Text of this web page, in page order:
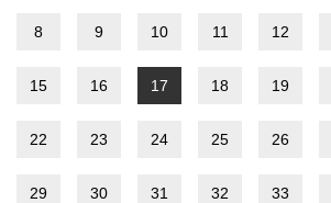
8 9 10 11 12
15 16 17 18 19
22 23 24 25 26
29 30 31 32 33